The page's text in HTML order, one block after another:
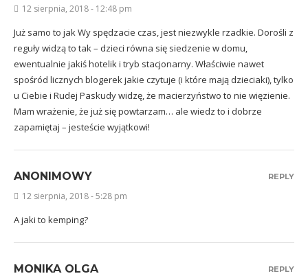
12 sierpnia, 2018 - 12:48 pm
Już samo to jak Wy spędzacie czas, jest niezwykle rzadkie. Dorośli z
reguły widzą to tak – dzieci równa się siedzenie w domu,
ewentualnie jakiś hotelik i tryb stacjonarny. Właściwie nawet
spośród licznych blogerek jakie czytuje (i które mają dzieciaki), tylko
u Ciebie i Rudej Paskudy widzę, że macierzyństwo to nie więzienie.
Mam wrażenie, że już się powtarzam… ale wiedz to i dobrze
zapamiętaj – jesteście wyjątkowi!
ANONIMOWY
12 sierpnia, 2018 - 5:28 pm
A jaki to kemping?
REPLY
MONIKA OLGA REPLY